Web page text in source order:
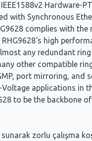
with Synchronous
complies with
high
any redundant ring
other
port mirroring,
applications in
to be the backbone
zorlu çalışma